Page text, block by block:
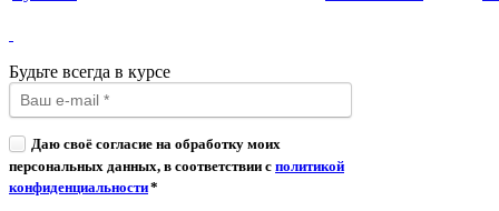
Будьте всегда в курсе
Даю своё согласие на обработку моих
персональных данных, в соответствии с политикой
конфиденциальности*